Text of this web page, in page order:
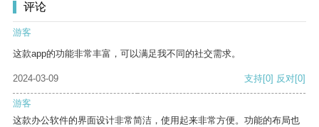
评论
游客
这款app的功能非常丰富，可以满足我不同的社交需求。
2024-03-09 支持[0] 反对[0]
游客
这款办公软件的界面设计非常简洁，使用起来非常方便。功能的布局也